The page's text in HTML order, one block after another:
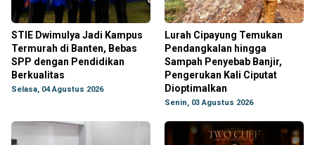
STIE Dwimulya Jadi Kampus
Termurah di Banten, Bebas
SPP dengan Pendidikan
Berkualitas
Selasa, 04 Agustus 2026
Lurah Cipayung Temukan
Pendangkalan hingga
Sampah Penyebab Banjir,
Pengerukan Kali Ciputat
Dioptimalkan
Senin, 03 Agustus 2026